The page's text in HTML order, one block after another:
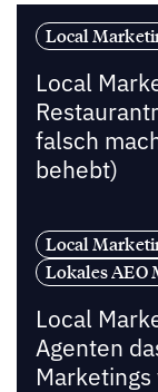
Local
Local
falsch
behebt)
Local
Lokales AEO
Local
Agenten